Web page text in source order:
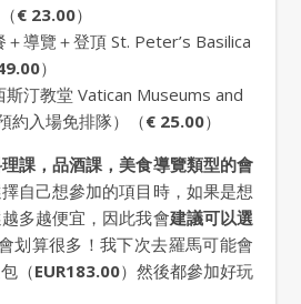
€ 23.00）
導覽＋登頂 St. Peter’s Basilica
）
汀教堂 Vatican Museums and
約入場免排隊）（€ 25.00）
課，品酒課，美食導覽類型的會
擇自己想參加的項目時，如果是想
多越便宜，因此我會建議可以選
划算很多！我下次去羅馬可能會
（EUR183.00）然後都參加好玩